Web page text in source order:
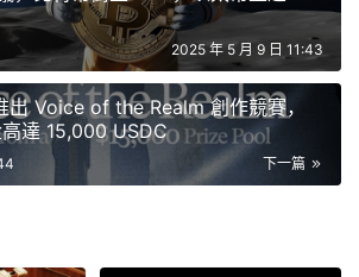
與兩大區塊鏈技術方：「Solana 基金
團隊」展開接洽，爭取成為該新平台的
截至目前，三方皆對外界詢問保持沉
式敲定。
資訊長 Matt Hougan 都對此表達看
要採用哪條區塊鏈作為其新服務的基
2025 年 5 月 9 日 11:43
Voice of the Realm 創作競賽，
達 15,000 USDC
下一篇